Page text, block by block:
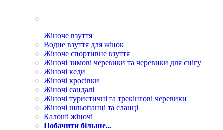
Жіноче взуття
Водне взуття для жінок
Жіноче спортивне взуття
Жіночі зимові черевики та черевики для снігу
Жіночі кеди
Жіночі кросівки
Жіночі сандалі
Жіночі туристичні та трекінгові черевики
Жіночі шльопанці та сланці
Калоші жіночі
Побачити більше...